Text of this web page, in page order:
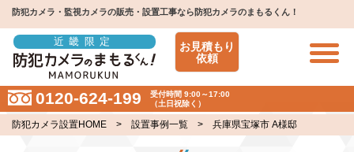
防犯カメラ・監視カメラの販売・設置工事なら防犯カメラのまもるくん！
近畿限定
お見積もり
依頼
0120-624-199
受付時間 9:00～17:00
（土日祝除く）
防犯カメラ設置HOME> 設置事例一覧> 兵庫県宝塚市 A様邸